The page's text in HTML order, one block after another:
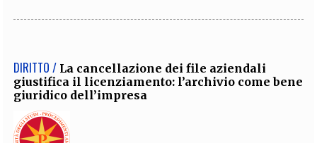
DIRITTO / La cancellazione dei file aziendali
giustifica il licenziamento: l’archivio come bene
giuridico dell’impresa